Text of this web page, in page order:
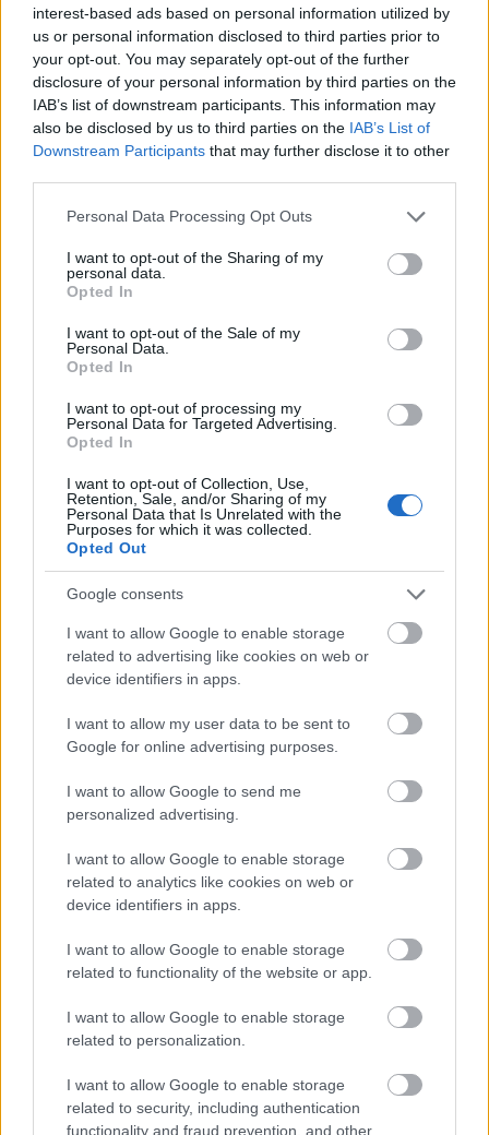
interest-based ads based on personal information utilized by
us or personal information disclosed to third parties prior to
your opt-out. You may separately opt-out of the further
disclosure of your personal information by third parties on the
IAB’s list of downstream participants. This information may
also be disclosed by us to third parties on the IAB’s List of
Downstream Participants that may further disclose it to other
Please note that this website/app uses one or more Google
not limited to your visit or usage behaviour. You may click to
grant or deny consent to Google and its third-party tags to
use your data for below specified purposes in below Google
consent section.
Personal Data Processing Opt Outs
I want to opt-out of the Sharing of my
personal data.
Opted In
I want to opt-out of the Sale of my
Personal Data.
Opted In
I want to opt-out of processing my
Personal Data for Targeted Advertising.
Opted In
I want to opt-out of Collection, Use,
Retention, Sale, and/or Sharing of my
Personal Data that Is Unrelated with the
Purposes for which it was collected.
Opted Out
Google consents
I want to allow Google to enable storage
related to advertising like cookies on web or
device identifiers in apps.
I want to allow my user data to be sent to
Google for online advertising purposes.
I want to allow Google to send me
personalized advertising.
I want to allow Google to enable storage
related to analytics like cookies on web or
device identifiers in apps.
I want to allow Google to enable storage
related to functionality of the website or app.
I want to allow Google to enable storage
related to personalization.
I want to allow Google to enable storage
related to security, including authentication
functionality and fraud prevention, and other
Minden nagyobb város állandó problémája az élő,
zöld növényzet hiánya, melyet persze parkok,
fasorok, utcafronti ágyások létesítésével próbálnak
enyhíteni az illetékes hivatalok, vagy maguk a
helyben élők, de a városok szerkezete alapvetően
ritkán alkalmas nagyszámú,…
Kérdezz-felelek a füvesített
villamospályákról
Megyeri Szabolcs•
A füvesített villamospálya valószínűleg régi igény a
fővárosban, és persze minden honi településen, ahol
villamossínek futnak. Az ilyen kialakítású pálya
legfőbb tulajdonsága, hogy szép, jól mutat a
betonos urbánus környezetben, tulajdonképpen a
Közösségi kertek újratöltve!
Rég esett szó a közösségi kertekről, aminek oka lehet
az is, hogy a tavalyi, tavalyelőtti felfutás után, vagy
csak az újdonság varázsának megszűnésével a
fokozott közérdeklődés alábbhagyott. Ma viszont
egy hírlevelet kaptam, mely szerint a közösségi
kertek alapításában…
Tel-Aviv és Jeruzsálem városi
Megyeri Szabolcs •2014. május 24.
hívni, mindenesetre hadd éljek ezzel a kifejezéssel,
tehát ezeken a hasábokon már tucatnyiszor lehetett
olvasni messzi tájakról, más földrészekről érkezett
úti beszámolókat, természetesen gazdag
fotógalériákkal dúsítva. Sajnos…
A Tűzoltó utca legszebb miniparkjai